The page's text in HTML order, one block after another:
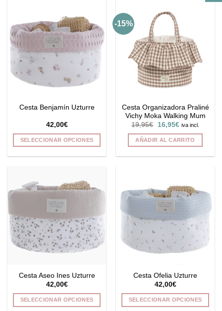
Cesta Benjamín Uzturre
42,00€
SELECCIONAR OPCIONES
múltiples
variantes.
Las
opciones
se
pueden
elegir
página
de
producto
-15%
Cesta Organizadora Praliné
Vichy Moka Walking Mum
19,95€
El
original
era:
16,95€El
actual
es:
iva incl.
AÑADIR AL CARRITO
Cesta Aseo Ines Uzturre
42,00€
SELECCIONAR OPCIONES
Cesta Ofelia Uzturre
42,00€
SELECCIONAR OPCIONES